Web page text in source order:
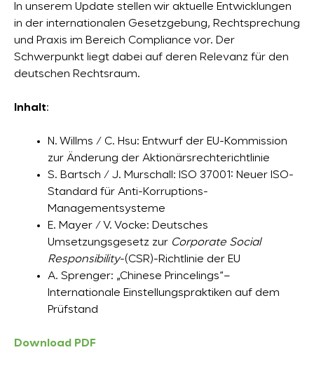
In unserem Update stellen wir aktuelle Entwicklungen
in der internationalen Gesetzgebung, Rechtsprechung
und Praxis im Bereich Compliance vor. Der
Schwerpunkt liegt dabei auf deren Relevanz für den
deutschen Rechtsraum.
Inhalt:
N. Willms / C. Hsu: Entwurf der EU-Kommission
zur Änderung der Aktionärsrechterichtlinie
S. Bartsch / J. Murschall: ISO 37001: Neuer ISO-
Standard für Anti-Korruptions-
Managementsysteme
E. Mayer / V. Vocke: Deutsches
Umsetzungsgesetz zur Corporate Social
Responsibility-(CSR)-Richtlinie der EU
A. Sprenger: „Chinese Princelings“–
Internationale Einstellungspraktiken auf dem
Prüfstand
Download PDF